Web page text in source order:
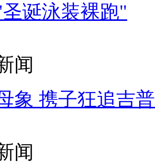
诞泳装裸跑"
闻
象 携子狂追吉
闻